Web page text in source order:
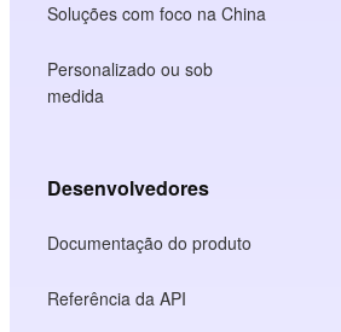
Soluções com foco na China
Personalizado ou sob
medida
Desenvolvedores
Documentação do produto
Referência da API